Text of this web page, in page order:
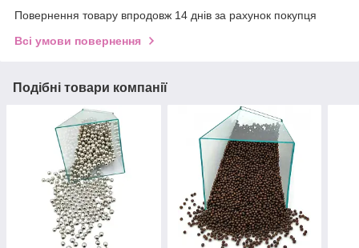
Повернення товару впродовж 14 днів за рахунок покупця
Всі умови повернення
Подібні товари компанії